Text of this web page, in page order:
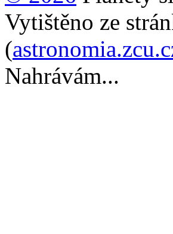
Vytištěno ze
(
Nahrávám...